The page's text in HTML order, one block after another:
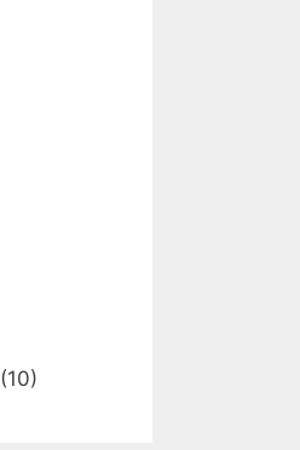
(10)